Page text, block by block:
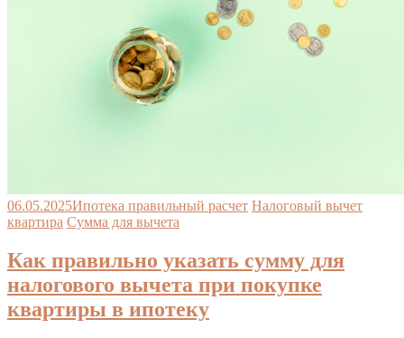
06.05.2025Ипотека правильный расчет Налоговый вычет
квартира Сумма для вычета
Как правильно указать сумму для
налогового вычета при покупке
квартиры в ипотеку